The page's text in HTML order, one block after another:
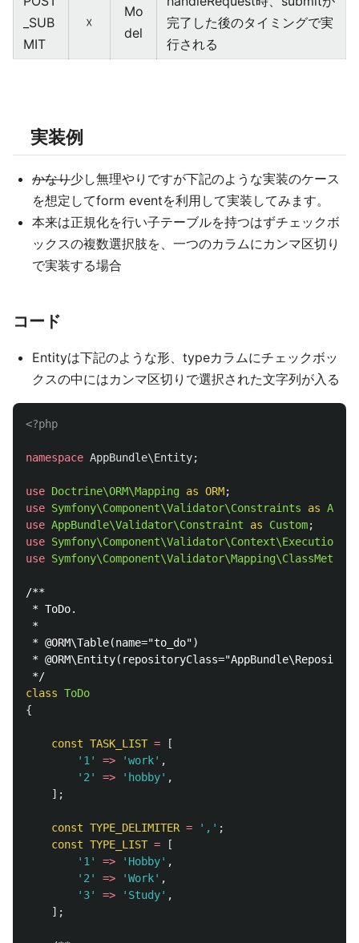
_SUB
MIT
☓
Mo
del
完了した後のタイミングで実
行される
実装例
かなり少し無理やりですが下記のような実装のケース
を想定してform eventを利用して実装してみます。
本来は正規化を行い子テーブルを持つはずチェックボ
ックスの複数選択肢を、一つのカラムにカンマ区切り
で実装する場合
コード
Entityは下記のような形、typeカラムにチェックボッ
クスの中にはカンマ区切りで選択された文字列が入る
<?php
namespace AppBundle\Entity;
use Doctrine\ORM\Mapping as ORM;
use Symfony\Component\Validator\Constraints as
use AppBundle\Validator\Constraint as Custom;
use
use
/**
* ToDo.
*
* @ORM\Table(name="to_do")
*
*/
class ToDo
{
const TASK_LIST =
[
'1'
=> 'work' ,
'2'
=> 'hobby' ,
];
const TYPE_DELIMITER = ',' ;
const TYPE_LIST =
[
'1'
=> 'Hobby' ,
'2'
=> 'Work' ,
'3'
=> 'Study' ,
];